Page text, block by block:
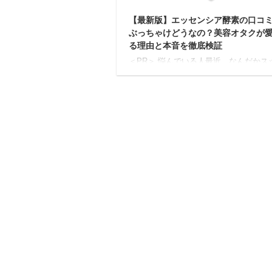
【最新版】エッセンシア酵素の口コ
ぶっちゃけどうなの？美容オタクが
る理由と本音を徹底検証
＜PR＞ 悩んでいる人最近、なんだかス